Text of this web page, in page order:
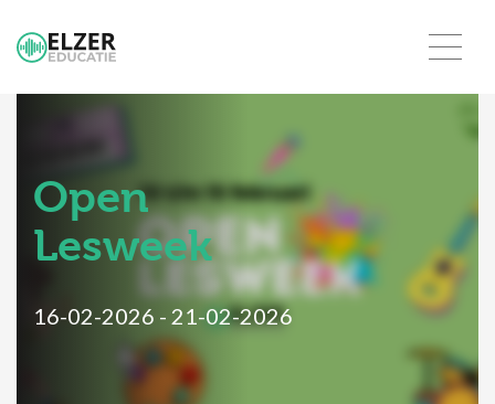
Open
Lesweek
16-02-2026 - 21-02-2026